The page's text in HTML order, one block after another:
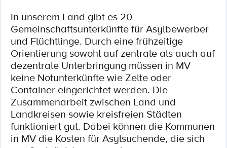
In unserem Land gibt es 20
Gemeinschaftsunterkünfte für Asylbewerber
und Flüchtlinge. Durch eine frühzeitige
Orientierung sowohl auf zentrale als auch auf
dezentrale Unterbringung müssen in MV
keine Notunterkünfte wie Zelte oder
Container eingerichtet werden. Die
Zusammenarbeit zwischen Land und
Landkreisen sowie kreisfreien Städten
funktioniert gut. Dabei können die Kommunen
in MV die Kosten für Asylsuchende, die sich